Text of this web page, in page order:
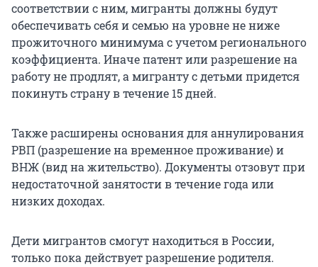
соответствии с ним, мигранты должны будут
обеспечивать себя и семью на уровне не ниже
прожиточного минимума с учетом регионального
коэффициента. Иначе патент или разрешение на
работу не продлят, а мигранту с детьми придется
покинуть страну в течение 15 дней.
Также расширены основания для аннулирования
РВП (разрешение на временное проживание) и
ВНЖ (вид на жительство). Документы отзовут при
недостаточной занятости в течение года или
низких доходах.
Дети мигрантов смогут находиться в России,
только пока действует разрешение родителя.